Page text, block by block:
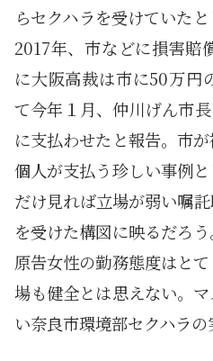
らセクハラを受けていた
2017年、市などに損害賠
に大阪高裁は市に50万円
て今年１月、仲川げん市
に支払わせたと報告。市
個人が支払う珍しい事例
だけ見れば立場が弱い嘱
を受けた構図に映るだろ
原告女性の勤務態度はと
場も健全とは思えない。
い奈良市環境部セクハラの